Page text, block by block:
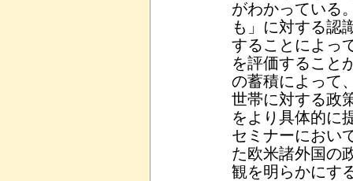
がわかっている
も」に対する認
することによっ
を評価すること
の蓄積によって
世帯に対する政
をより具体的に
セミナーにおい
た欧米諸外国の
観を明らかにす